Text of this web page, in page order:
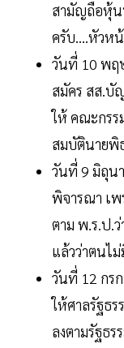
สามัญถือหุ้น
ครับ....หัวห
วันที่ 10 พฤ
สมัคร สส.บั
ให้ คณะกรร
สมบัตินายพิ
วันที่ 9 มิถุน
พิจารณา เพ
ตาม พ.ร.ป.ว่
แล้วว่าตนไ
วันที่ 12 กร
ให้ศาลรัฐธ
ลงตามรัฐธ